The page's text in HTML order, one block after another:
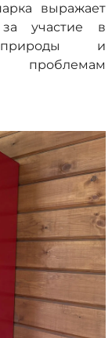
выражает
участие в
природы и